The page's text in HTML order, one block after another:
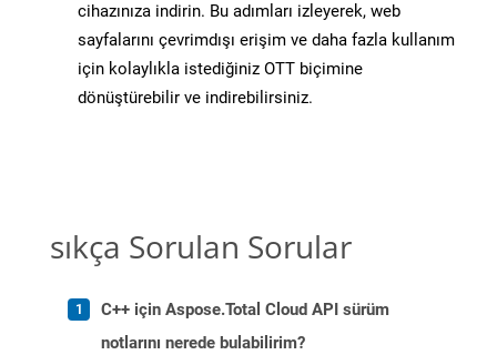
cihazınıza indirin. Bu adımları izleyerek, web
sayfalarını çevrimdışı erişim ve daha fazla kullanım
için kolaylıkla istediğiniz OTT biçimine
dönüştürebilir ve indirebilirsiniz.
sıkça Sorulan Sorular
C++ için Aspose.Total Cloud API sürüm
notlarını nerede bulabilirim?